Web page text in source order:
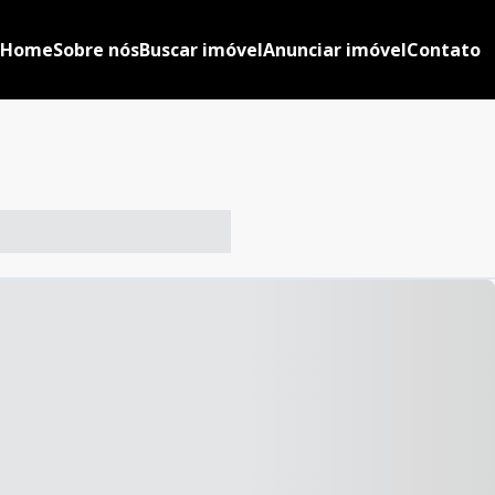
HomeSobre nósBuscar imóvelAnunciar imóvelContato